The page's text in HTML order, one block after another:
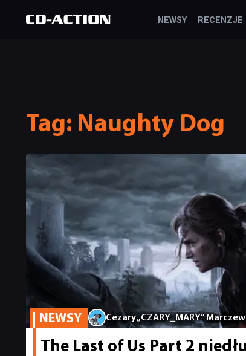
NEWSY RECENZJE
Tag: Naughty Dog
NEWSY Cezary „CZARY_MARY”
The Last of Us Part 2